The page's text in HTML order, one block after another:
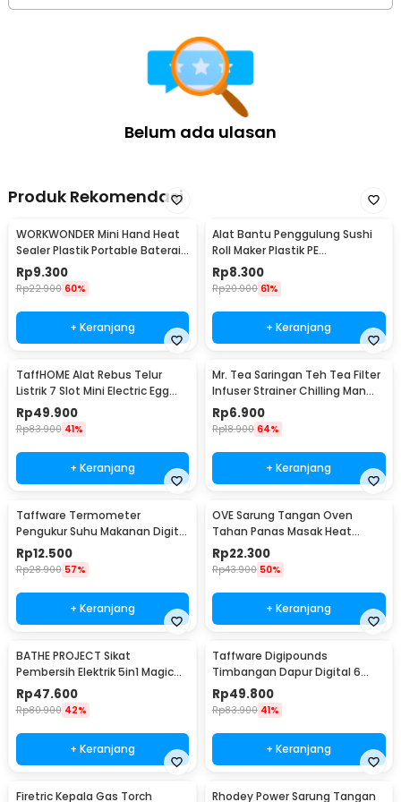
Belum ada ulasan
Produk Rekomendasi
WORKWONDER Mini Hand Heat
Sealer Plastik Portable Baterai
AA - LX2000A
Rp9.300
Rp22.900 60%
+ Keranjang
Alat Bantu Penggulung Sushi
Roll Maker Plastik PE
22x20.5x0.1cm - E1119
Rp8.300
Rp20.900 61%
+ Keranjang
TaffHOME Alat Rebus Telur
Listrik 7 Slot Mini Electric Egg
Cooker 350W - YS-203
Rp49.900
Rp83.900 41%
+ Keranjang
Mr. Tea Saringan Teh Tea Filter
Infuser Strainer Chilling Man
Silicon - MR03
Rp6.900
Rp18.900 64%
+ Keranjang
Taffware Termometer
Pengukur Suhu Makanan Digital
Daging Kopi Susu - TP101
Rp12.500
Rp28.900 57%
+ Keranjang
OVE Sarung Tangan Oven
Tahan Panas Masak Heat
Resistant Gloves - 540F
Rp22.300
Rp43.900 50%
+ Keranjang
BATHE PROJECT Sikat
Pembersih Elektrik 5in1 Magic
Brush Rechargeable - WQ8110
Rp47.600
Rp80.900 42%
+ Keranjang
Taffware Digipounds
Timbangan Dapur Digital 6
Satuan 1kg 0.1g - i2000
Rp49.800
Rp83.900 41%
+ Keranjang
Firetric Kepala Gas Torch Rhodey Power Sarung Tangan